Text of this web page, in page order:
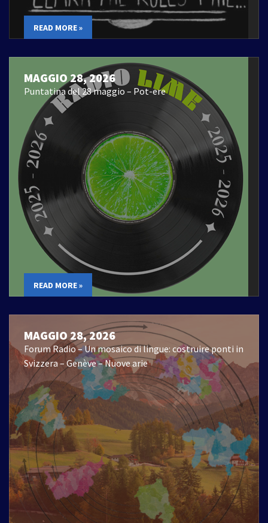
READ MORE »
MAGGIO 28, 2026
Puntatina del 28 maggio – Pot-ere
READ MORE »
MAGGIO 28, 2026
Forum Radio – Un mosaico di lingue: costruire ponti in
Svizzera – Genève – Nuove arie